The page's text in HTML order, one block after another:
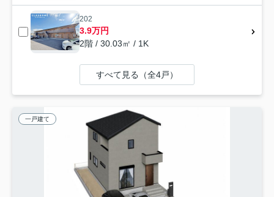
202
3.9万円
2階 / 30.03㎡ / 1K
すべて見る（全4戸）
一戸建て